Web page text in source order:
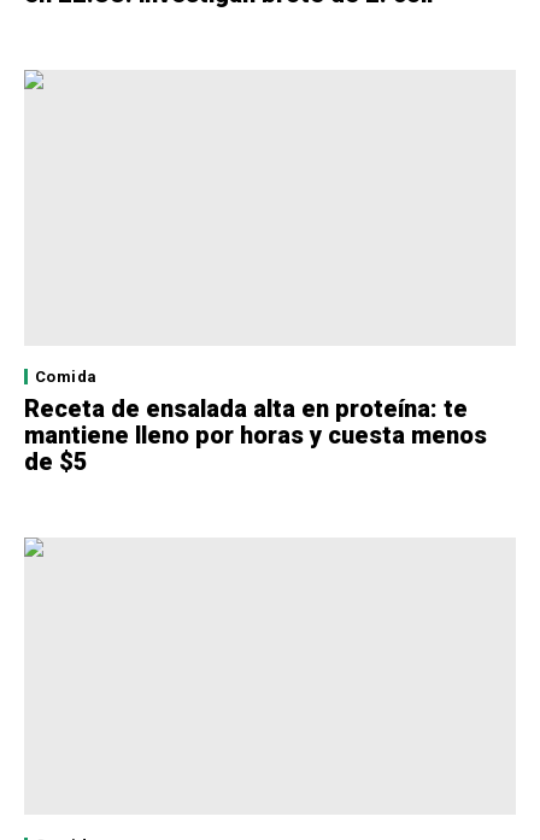
Comida
Receta de ensalada alta en proteína: te
mantiene lleno por horas y cuesta menos
de $5